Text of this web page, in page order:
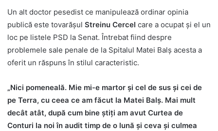
Un alt doctor pesedist ce manipulează ordinar opinia
publică este tovarășul Streinu Cercel care a ocupat și el un
loc pe listele PSD la Senat. Întrebat fiind despre
problemele sale penale de la Spitalul Matei Balș acesta a
oferit un răspuns în stilul caracteristic.
„Nici pomeneală. Mie mi-e martor și cel de sus și cei de
pe Terra, cu ceea ce am făcut la Matei Balș. Mai mult
decât atât, după cum bine știți am avut Curtea de
Conturi la noi în audit timp de o lună și ceva și culmea